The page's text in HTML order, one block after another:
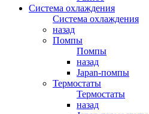
Система охлаждения
Система охлаждения
назад
Помпы
Помпы
назад
Japan-помпы
Термостаты
Термостаты
назад